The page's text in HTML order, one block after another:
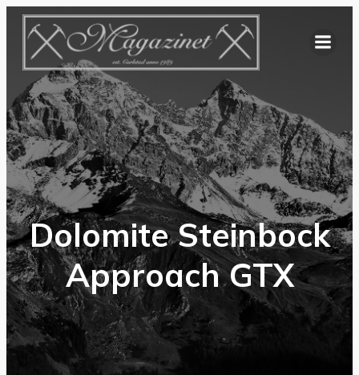
Hoppa
innehåll
Dolomite Steinbock
Approach GTX